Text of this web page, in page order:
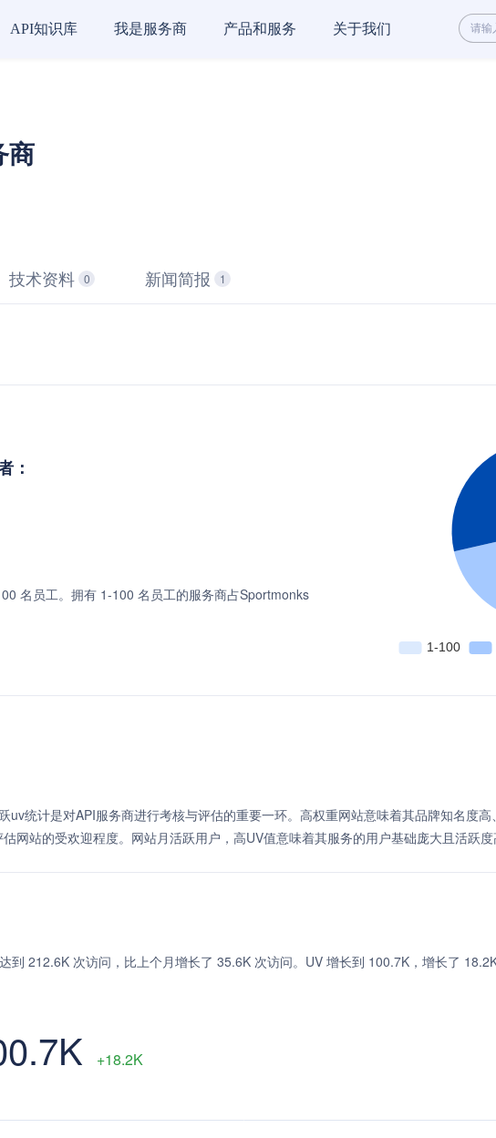
API知识库 我是服务商 产品和服务 关于我们
商
技术资料 0 新闻简报 1
：
名员工。拥有 1-100 名员工的服务商占Sportmonks
uv统计是对API服务商进行考核与评估的重要一环。高权重网站意味着其品牌知名度
网站的受欢迎程度。网站月活跃用户，高UV值意味着其服务的用户基础庞大且活跃度
212.6K 次访问，比上个月增长了 35.6K 次访问。UV 增长到 100.7K，增长了 18.2K
+18.2K